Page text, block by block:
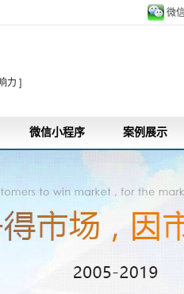
微
力 ]
微信小程序 案例展示